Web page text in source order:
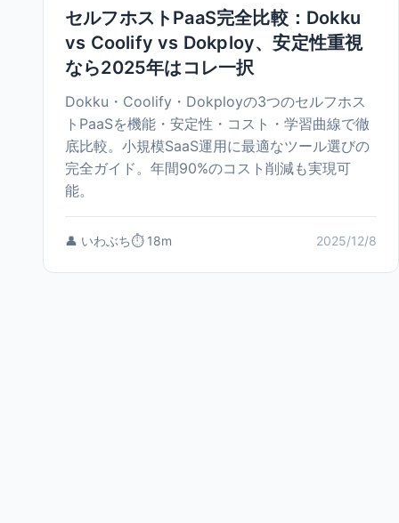
セルフホストPaaS完全比較：Dokku
vs Coolify vs Dokploy、安定性重視
なら2025年はコレ一択
Dokku・Coolify・Dokployの3つのセルフホス
トPaaSを機能・安定性・コスト・学習曲線で徹
底比較。小規模SaaS運用に最適なツール選びの
完全ガイド。年間90%のコスト削減も実現可
能。
👤 いわぶち⏱️ 18m 2025/12/8